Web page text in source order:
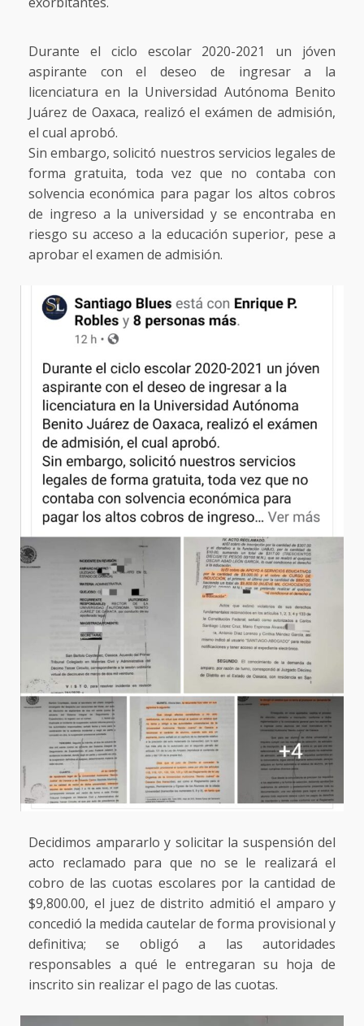
Durante el ciclo escolar 2020-2021 un jóven
aspirante con el deseo de ingresar a la
licenciatura en la Universidad Autónoma Benito
Juárez de Oaxaca, realizó el exámen de admisión,
el cual aprobó.
Sin embargo, solicitó nuestros servicios legales de
forma gratuita, toda vez que no contaba con
solvencia económica para pagar los altos cobros
de ingreso a la universidad y se encontraba en
riesgo su acceso a la educación superior, pese a
aprobar el examen de admisión.
Decidimos ampararlo y solicitar la suspensión del
acto reclamado para que no se le realizará el
cobro de las cuotas escolares por la cantidad de
$9,800.00, el juez de distrito admitió el amparo y
concedió la medida cautelar de forma provisional y
definitiva; se obligó a las autoridades
responsables a qué le entregaran su hoja de
inscrito sin realizar el pago de las cuotas.